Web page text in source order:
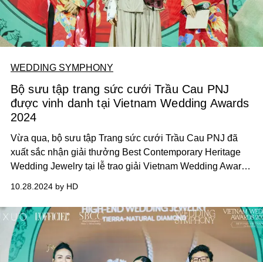
WEDDING SYMPHONY
Bộ sưu tập trang sức cưới Trầu Cau PNJ
được vinh danh tại Vietnam Wedding Awards
2024
Vừa qua, bộ sưu tập Trang sức cưới Trầu Cau PNJ đã
xuất sắc nhận giải thưởng Best Contemporary Heritage
Wedding Jewelry tại lễ trao giải Vietnam Wedding Awards
của thương hiệu trong việc khẳng định vị thế thương hiệu
trang sức cao cấp PNJ trong ngành trang sức cưới.
10.28.2024 by HD